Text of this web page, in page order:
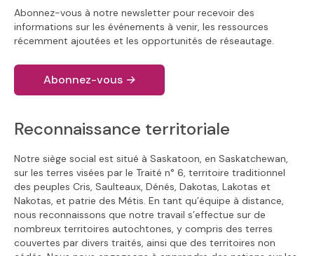
Abonnez-vous à notre newsletter pour recevoir des
informations sur les événements à venir, les ressources
récemment ajoutées et les opportunités de réseautage.
Abonnez-vous →
Reconnaissance territoriale
Notre siège social est situé à Saskatoon, en Saskatchewan,
sur les terres visées par le Traité n° 6, territoire traditionnel
des peuples Cris, Saulteaux, Dénés, Dakotas, Lakotas et
Nakotas, et patrie des Métis. En tant qu’équipe à distance,
nous reconnaissons que notre travail s’effectue sur de
nombreux territoires autochtones, y compris des terres
couvertes par divers traités, ainsi que des territoires non